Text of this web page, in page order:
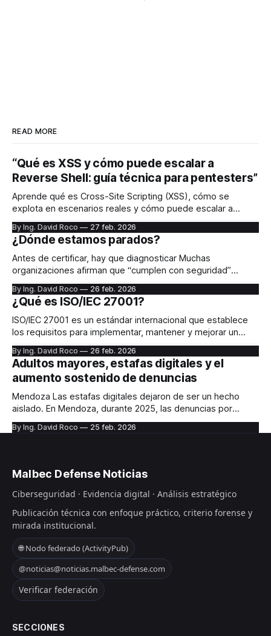
READ MORE
“Qué es XSS y cómo puede escalar a
Reverse Shell: guía técnica para pentesters”
Aprende qué es Cross-Site Scripting (XSS), cómo se
explota en escenarios reales y cómo puede escalar a
Reverse Shell. Guía técnica para estudiantes de seguridad
ofensiva.
By Ing. David Roco 27 feb. 2026
¿Dónde estamos parados?
Antes de certificar, hay que diagnosticar Muchas
organizaciones afirman que “cumplen con seguridad”
porque tienen antivirus, firewall o backups. Sin embargo, la
norma ISO/IEC 27001 no evalúa herramientas aisladas, sino
la existencia de un Sistema de Gestión estructurado,
basado en riesgos y respaldado por la dirección. El primer
paso
By Ing. David Roco 26 feb. 2026
¿Qué es ISO/IEC 27001?
ISO/IEC 27001 es un estándar internacional que establece
los requisitos para implementar, mantener y mejorar un
Sistema de Gestión de Seguridad de la Información (SGSI).
No se trata de instalar un firewall ni de comprar una
herramienta tecnológica específica. Se trata de diseñar un
modelo de gestión basado en
By Ing. David Roco 26 feb. 2026
Adultos mayores, estafas digitales y el
aumento sostenido de denuncias
Mendoza Las estafas digitales dejaron de ser un hecho
aislado. En Mendoza, durante 2025, las denuncias por
fraudes financieros y engaños digitales crecieron de
manera sostenida, y los adultos mayores aparecen como
By Ing. David Roco 25 feb. 2026
Malbec Defense Noticias
Ciberseguridad · Evidencia digital · Análisis estratégico
Publicación técnica con enfoque práctico, criterio forense y
mirada institucional.
🌐 Nodo federado (ActivityPub)
@noticias@noticias.malbec-defense.com
Verificar federación
SECCIONES